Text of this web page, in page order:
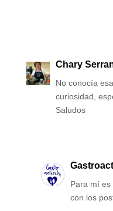
Chary
No conocía
curiosidad,
Saludos
Para mí es
con los